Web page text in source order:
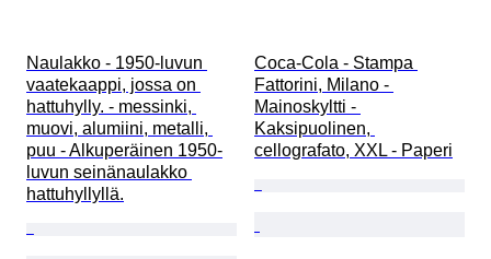
Naulakko - 1950-luvun
vaatekaappi, jossa on
hattuhylly. - messinki,
muovi, alumiini, metalli,
puu - Alkuperäinen 1950-
luvun seinänaulakko
hattuhyllyllä.
Coca-Cola - Stampa
Fattorini, Milano -
Mainoskyltti -
Kaksipuolinen,
cellografato, XXL - Paperi